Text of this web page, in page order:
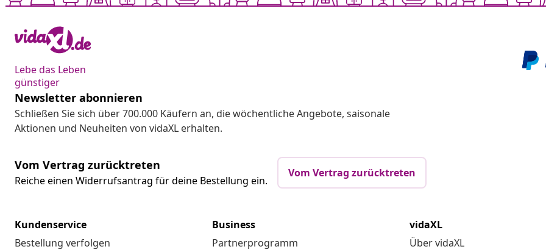
Lebe das Leben
günstiger
Newsletter abonnieren
Schließen Sie sich über 700.000 Käufern an, die wöchentliche Angebote, saisonale
Aktionen und Neuheiten von vidaXL erhalten.
Vom Vertrag zurücktreten
Reiche einen Widerrufsantrag für deine Bestellung ein.
Vom Vertrag zurücktreten
Kundenservice
Bestellung verfolgen
Business
Partnerprogramm
vidaXL
Über vidaXL